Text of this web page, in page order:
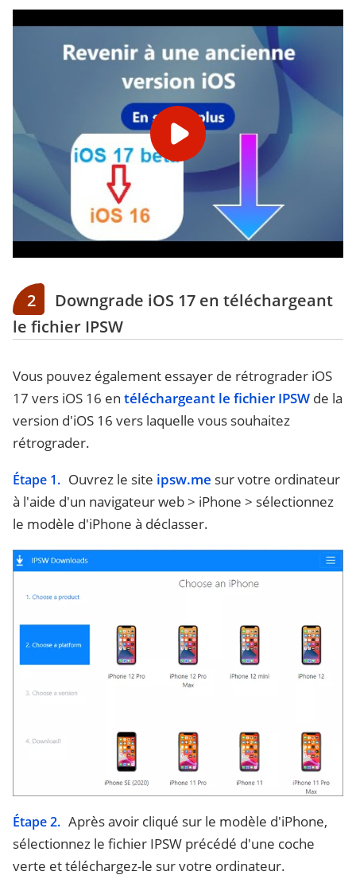
2
Downgrade iOS 17 en téléchargeant
le fichier IPSW
Vous pouvez également essayer de rétrograder iOS
17 vers iOS 16 en téléchargeant le fichier IPSW de la
version d'iOS 16 vers laquelle vous souhaitez
rétrograder.
Étape 1. Ouvrez le site ipsw.me sur votre ordinateur
à l'aide d'un navigateur web > iPhone > sélectionnez
le modèle d'iPhone à déclasser.
Étape 2. Après avoir cliqué sur le modèle d'iPhone,
sélectionnez le fichier IPSW précédé d'une coche
verte et téléchargez-le sur votre ordinateur.